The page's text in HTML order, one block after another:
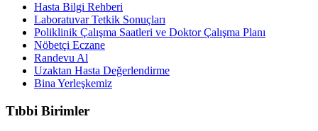
Hasta Bilgi Rehberi
Laboratuvar Tetkik Sonuçları
Poliklinik Çalışma Saatleri ve Doktor Çalışma Planı
Nöbetçi Eczane
Randevu Al
Uzaktan Hasta Değerlendirme
Bina Yerleşkemiz
Tıbbi Birimler